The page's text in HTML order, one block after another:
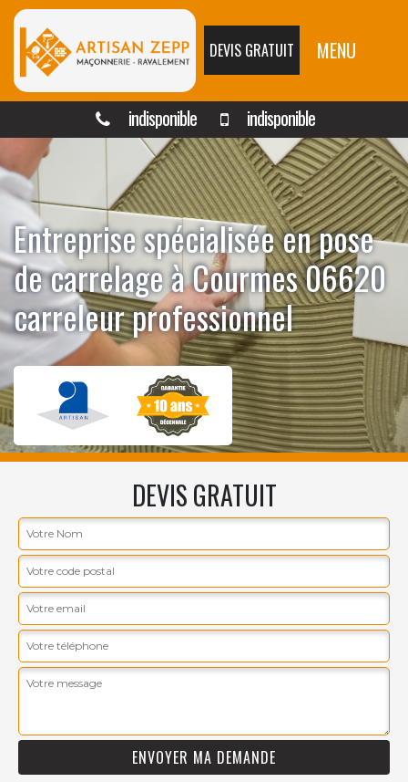
DEVIS GRATUIT MENU
indisponible indisponible
Entreprise spécialisée en pose
de carrelage à Courmes 06620
carreleur professionnel
DEVIS GRATUIT